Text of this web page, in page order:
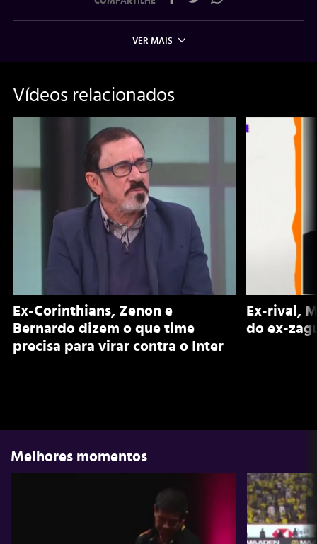
VER MAIS
Vídeos relacionados
Ex-Corinthians, Zenon e
Bernardo dizem o que time
precisa para virar contra o Inter
Ex-rival,
do ex-
Melhores momentos